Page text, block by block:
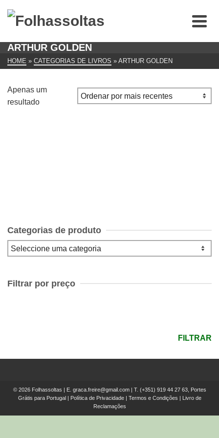
ARTHUR GOLDEN
HOME » CATEGORIAS DE LIVROS » ARTHUR GOLDEN
Apenas um
resultado
Categorias de produto
Filtrar por preço
FILTRAR
© 2026 Folhassoltas | E. graca.freire@gmail.com| T. (+351) 919 44 27 63, Portes
Grátis para Portugal
Política de Privacidade| Termos e Condições
Livro de
Reclamações